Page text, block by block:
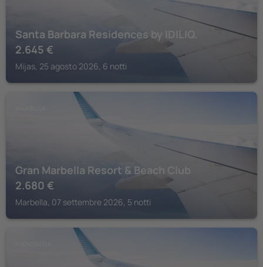
Santa Barbara Residences by IDILIQ.
2.645 €
Mijas, 25 agosto 2026, 6 notti
Gran Marbella Resort & Beach Club
2.680 €
Marbella, 07 settembre 2026, 5 notti